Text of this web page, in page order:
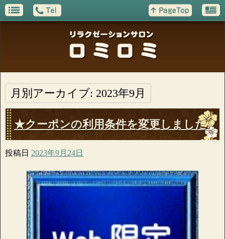
月別アーカイブ: 2023年9月
★クーポンの利用条件を変更しました♪
投稿日 2023年9月24日